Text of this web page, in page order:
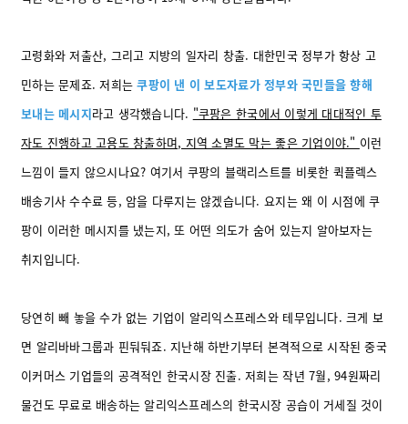
고령화와 저출산, 그리고 지방의 일자리 창출. 대한민국 정부가 항상 고
민하는 문제죠. 저희는쿠팡이 낸 이 보도자료가 정부와 국민들을 향해
보내는 메시지라고 생각했습니다. "쿠팡은 한국에서 이렇게 대대적인 투
자도 진행하고 고용도 창출하며, 지역 소멸도 막는 좋은 기업이야." 이런
느낌이 들지 않으시나요? 여기서 쿠팡의 블랙리스트를 비롯한 퀵플렉스
배송기사 수수료 등, 암을 다루지는 않겠습니다. 요지는 왜 이 시점에 쿠
팡이 이러한 메시지를 냈는지, 또 어떤 의도가 숨어 있는지 알아보자는
취지입니다.
당연히 빼 놓을 수가 없는 기업이 알리익스프레스와 테무입니다. 크게 보
면 알리바바그룹과 핀둬둬죠. 지난해 하반기부터 본격적으로 시작된 중국
이커머스 기업들의 공격적인 한국시장 진출. 저희는 작년 7월, 94원짜리
물건도 무료로 배송하는 알리익스프레스의 한국시장 공습이 거세질 것이